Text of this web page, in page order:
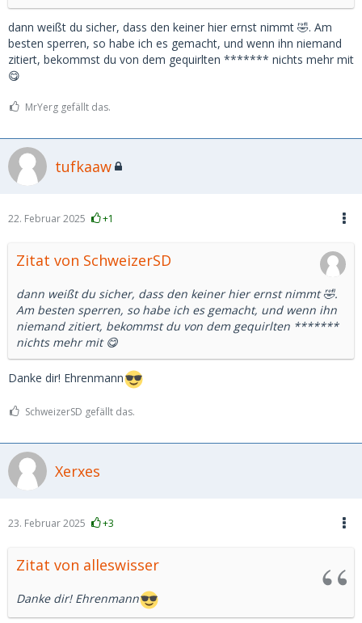
dann weißt du sicher, dass den keiner hier ernst nimmt 🤣. Am
besten sperren, so habe ich es gemacht, und wenn ihn niemand
zitiert, bekommst du von dem gequirlten ******* nichts mehr mit
😋
MrYerg gefällt das.
tufkaaw
22. Februar 2025 +1
Zitat von SchweizerSD
dann weißt du sicher, dass den keiner hier ernst nimmt 🤣.
Am besten sperren, so habe ich es gemacht, und wenn ihn
niemand zitiert, bekommst du von dem gequirlten *******
nichts mehr mit 😋
Danke dir! Ehrenmann
SchweizerSD gefällt das.
Xerxes
23. Februar 2025 +3
Zitat von alleswisser
Danke dir! Ehrenmann